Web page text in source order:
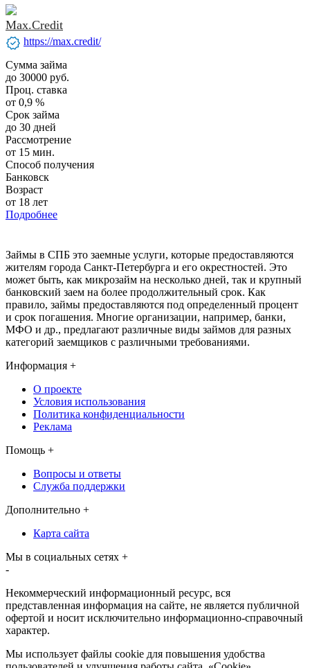
Max.Credit
verified https://max.credit/
Сумма займа
до 30000 руб.
Проц. ставка
от 0,9 %
Срок займа
до 30 дней
Рассмотрение
от 15 мин.
Способ получения
Банковск
Возраст
от 18 лет
Подробнее
Займы в СПБ это заемные услуги, которые предоставляются
жителям города Санкт-Петербурга и его окрестностей. Это
может быть, как микрозайм на несколько дней, так и крупный
банковский заем на более продолжительный срок. Как
правило, займы предоставляются под определенный процент
и срок погашения. Многие организации, например, банки,
МФО и др., предлагают различные виды займов для разных
категорий заемщиков с различными требованиями.
Информация +
О проекте
Условия использования
Политика конфиденциальности
Реклама
Помощь +
Вопросы и ответы
Служба поддержки
Дополнительно +
Карта сайта
Мы в социальных сетях +
-
Некоммерческий информационный ресурс, вся
представленная информация на сайте, не является публичной
офертой и носит исключительно информационно-справочный
характер.
Мы использует файлы cookie для повышения удобства